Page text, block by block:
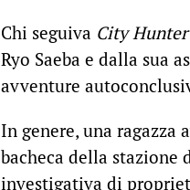
Chi seguiva City Hunter
Ryo Saeba e dalla sua
avventure
In genere, una
bacheca della stazione
investigativa di